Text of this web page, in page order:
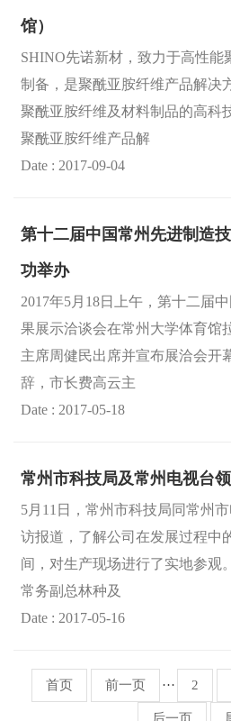
馆）
SHINO先诺新材，致力于高性能
制备，是聚酰亚胺纤维产品解
聚酰亚胺纤维及材料制品的高科
聚酰亚胺纤维产品解
Date : 2017-09-04
第十二届中国常州先进制造
功举办
2017年5月18日上午，第十二届
果展示洽谈会在常州大学体育馆
主席周健民出席并宣布展洽会开
辞，市长费高云主
Date : 2017-05-18
常州市科技局及常州电视台
5月11日，常州市科技局同常州
访报道，了解公司在发展过程中
间，对生产现场进行了实地参观
常务副总林种及
Date : 2017-05-16
首页 前一页 ··· 2
后一页